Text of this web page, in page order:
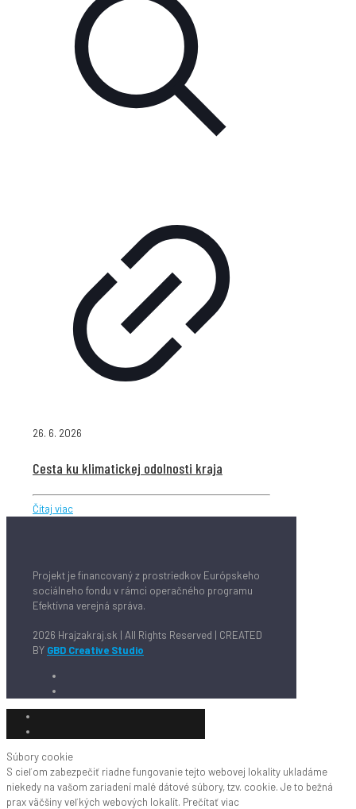
26. 6. 2026
Cesta ku klimatickej odolnosti kraja
Čítaj viac
Projekt je financovaný z prostriedkov Európskeho
sociálneho fondu v rámci operačného programu
Efektívna verejná správa.
2026 Hrajzakraj.sk | All Rights Reserved | CREATED
BY GBD Creative Studio
Súbory cookie
S cieľom zabezpečiť riadne fungovanie tejto webovej lokality ukladáme
niekedy na vašom zariadení malé dátové súbory, tzv. cookie. Je to bežná
prax väčšiny veľkých webových lokalít. Prečítať viac